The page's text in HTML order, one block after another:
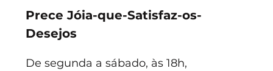
Prece Jóia-que-Satisfaz-os-
Desejos
De segunda a sábado, às 18h,